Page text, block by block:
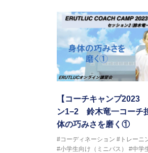
2017年
2017年
2018年
2018年
2018年
2018年
【コーチキャンプ2023
ン1−2 鈴木竜一コーチ
体の巧みさを磨く①
#コーディネーション #トレーニ
#小学生向け（ミニバス）
#中学